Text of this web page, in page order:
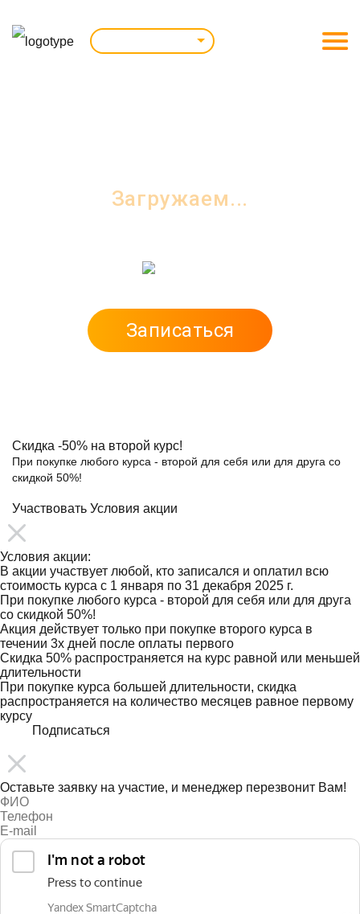
Загружаем...
Записаться
Скидка -50% на второй курс!
При покупке любого курса - второй для себя или для друга со
скидкой 50%!
Участвовать Условия акции
Условия акции:
В акции участвует любой, кто записался и оплатил всю
стоимость курса с 1 января по 31 декабря 2025 г.
При покупке любого курса - второй для себя или для друга
со скидкой 50%!
Акция действует только при покупке второго курса в
течении 3х дней после оплаты первого
Скидка 50% распространяется на курс равной или меньшей
длительности
При покупке курса большей длительности, скидка
распространяется на количество месяцев равное первому
курсу
Подписаться
Оставьте заявку на участие, и менеджер перезвонит Вам!